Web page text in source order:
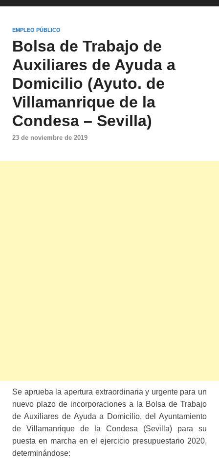
EMPLEO PÚBLICO
Bolsa de Trabajo de
Auxiliares de Ayuda a
Domicilio (Ayuto. de
Villamanrique de la
Condesa – Sevilla)
23 de noviembre de 2019
Se aprueba la apertura extraordinaria y urgente para un
nuevo plazo de incorporaciones a la Bolsa de Trabajo
de Auxiliares de Ayuda a Domicilio, del Ayuntamiento
de Villamanrique de la Condesa (Sevilla) para su
puesta en marcha en el ejercicio presupuestario 2020,
determinándose: